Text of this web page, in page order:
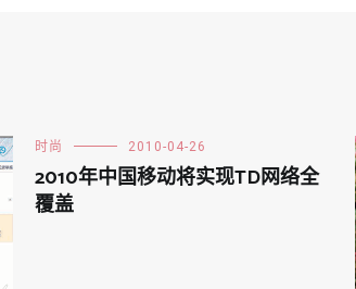
时尚 2010-04-26
2010年中国移动将实现TD网络全
覆盖